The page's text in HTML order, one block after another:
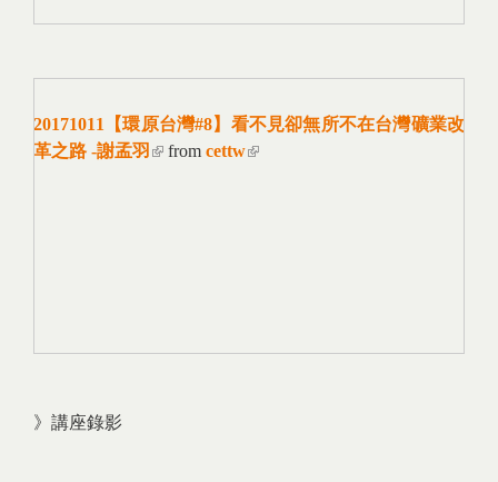
20171011【環原台灣#8】看不見卻無所不在台灣礦業改
革之路 -謝孟羽 (link is external)
from cettw(link is external)
》講座錄影